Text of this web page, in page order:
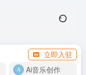
立即入驻
Ai音乐创作